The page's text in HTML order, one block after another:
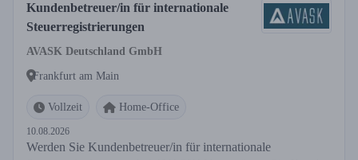
Kundenbetreuer/in für internationale
Steuerregistrierungen
AVASK Deutschland GmbH
Frankfurt am Main
Vollzeit Home-Office
10.08.2026
Werden Sie Kundenbetreuer/in für internationale